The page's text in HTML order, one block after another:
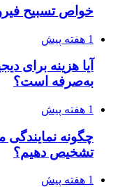
خواص تسبیح
1 هفته پیش
آیا هزینه برای
به‌صرفه است؟
1 هفته پیش
چگونه نمایندگی
تشخیص دهیم؟
1 هفته پیش